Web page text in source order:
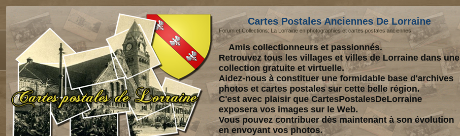
Cartes Postales Anciennes De Lorraine
Forum et Collections: La Lorraine en photographies et cartes postales anciennes.
Amis collectionneurs et passionnés.
Retrouvez tous les villages et villes de Lorraine dans une
collection gratuite et virtuelle.
Aidez-nous à constituer une formidable base d'archives
photos et cartes postales sur cette belle région.
C'est avec plaisir que CartesPostalesDeLorraine
exposera vos images sur le Web.
Vous pouvez contribuer dès maintenant à son évolution
en envoyant vos photos.